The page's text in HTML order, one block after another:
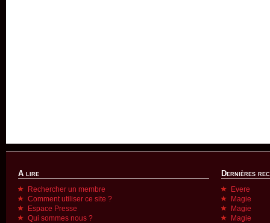
A lire
Rechercher un membre
Comment utiliser ce site ?
Espace Presse
Qui sommes nous ?
Dernières
Evere
Magie
Magie
Magie